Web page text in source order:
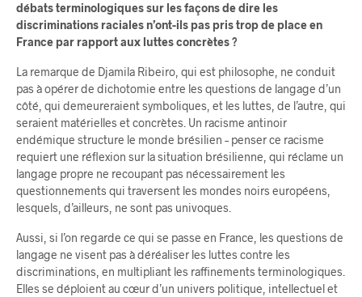
débats terminologiques sur les façons de dire les
discriminations raciales n’ont-ils pas pris trop de place en
France par rapport aux luttes concrètes ?
La remarque de Djamila Ribeiro, qui est philosophe, ne conduit
pas à opérer de dichotomie entre les questions de langage d’un
côté, qui demeureraient symboliques, et les luttes, de l’autre, qui
seraient matérielles et concrètes. Un racisme antinoir
endémique structure le monde brésilien – penser ce racisme
requiert une réflexion sur la situation brésilienne, qui réclame un
langage propre ne recoupant pas nécessairement les
questionnements qui traversent les mondes noirs européens,
lesquels, d’ailleurs, ne sont pas univoques.
Aussi, si l’on regarde ce qui se passe en France, les questions de
langage ne visent pas à déréaliser les luttes contre les
discriminations, en multipliant les raffinements terminologiques.
Elles se déploient au cœur d’un univers politique, intellectuel et